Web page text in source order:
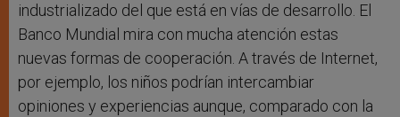
industrializado del que está en vías de desarrollo. El
Banco Mundial mira con mucha atención estas
nuevas formas de cooperación. A través de Internet,
por ejemplo, los niños podrían intercambiar
opiniones y experiencias aunque, comparado con la